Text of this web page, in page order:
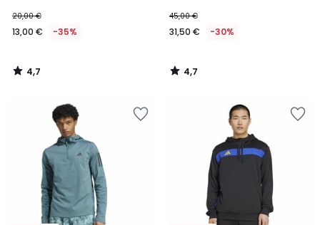
20,00 €
13,00 € -35%
4,7
/
45,00 €
31,50 € -30%
4,7
/